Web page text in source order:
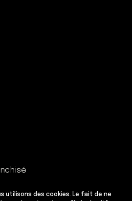
utilisons des cookies. Le fait de ne